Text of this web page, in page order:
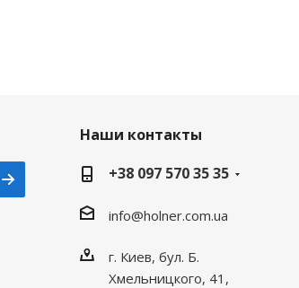
Наши контакты
+38 097 570 35 35
info@holner.com.ua
г. Киев, бул. Б.
Хмельницкого, 41,